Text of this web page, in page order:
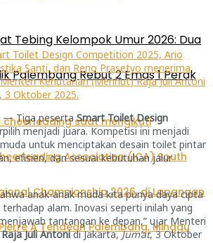
Tebing Kelompok Umur 2026: Dua
Palembang Rebut 2 Emas 1 Perak
Toilet Design Competition 2025, Ario
Santi, dan Reno Prasetyo menerima
Kehutanan (Menhut) Raja Juli Antoni
3 Oktober 2025.
— Tiga pesertaSmart Toilet Design
menjadi juara. Kompetisi ini menjadi
untuk menciptakan desain toilet pintar
efisien, dan sesuai kebutuhan jalur
anak-anak muda kita punya daya cipta
alam. Inovasi seperti inilah yang
tantangan ke depan,” ujar Menteri
Raja Juli Antonidi Jakarta,Jum’at, 3 Oktober